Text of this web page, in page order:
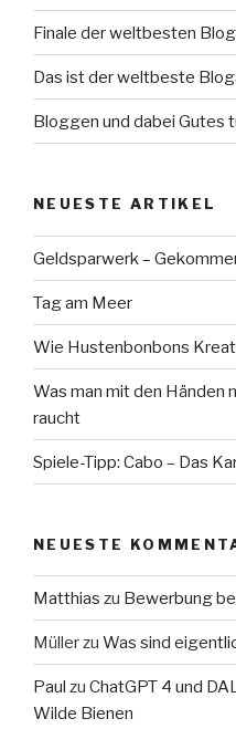
Finale der weltbesten
Das ist der weltbeste
Bloggen und dabei Gutes
NEUESTE ARTIKEL
Geldsparwerk –
Tag am Meer
Wie Hustenbonbons
Was man mit den Händen
raucht
Spiele-Tipp: Cabo – Das
NEUESTE
Matthias zu Bewerbung
Müllerzu Was sind
Paul zu ChatGPT 4 und
Wilde Bienen